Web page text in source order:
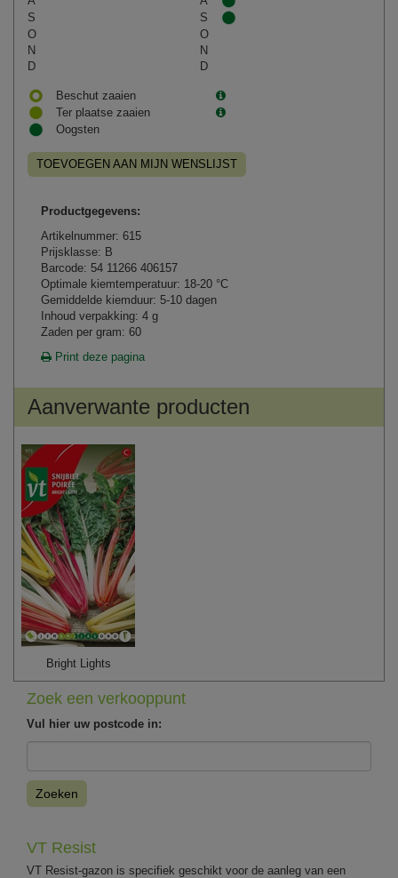
S
S
O
O
N
N
D
D
Beschut zaaien
Ter plaatse zaaien
Oogsten
TOEVOEGEN AAN MIJN WENSLIJST
Productgegevens:
Artikelnummer: 615
Prijsklasse: B
Barcode: 54 11266 406157
Optimale kiemtemperatuur: 18-20 °C
Gemiddelde kiemduur: 5-10 dagen
Inhoud verpakking: 4 g
Zaden per gram: 60
Print deze pagina
Aanverwante producten
Bright Lights
Zoek een verkooppunt
Vul hier uw postcode in:
Zoeken
VT Resist
VT Resist-gazon is specifiek geschikt voor de aanleg van een